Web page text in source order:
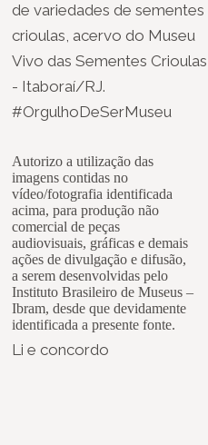
de variedades de sementes
crioulas, acervo do Museu
Vivo das Sementes Crioulas
- Itaboraí/RJ.
#OrgulhoDeSerMuseu
Autorizo a utilização das
imagens contidas no
vídeo/fotografia identificada
acima, para produção não
comercial de peças
audiovisuais, gráficas e demais
ações de divulgação e difusão,
a serem desenvolvidas pelo
Instituto Brasileiro de Museus –
Ibram, desde que devidamente
identificada a presente fonte.
Li e concordo